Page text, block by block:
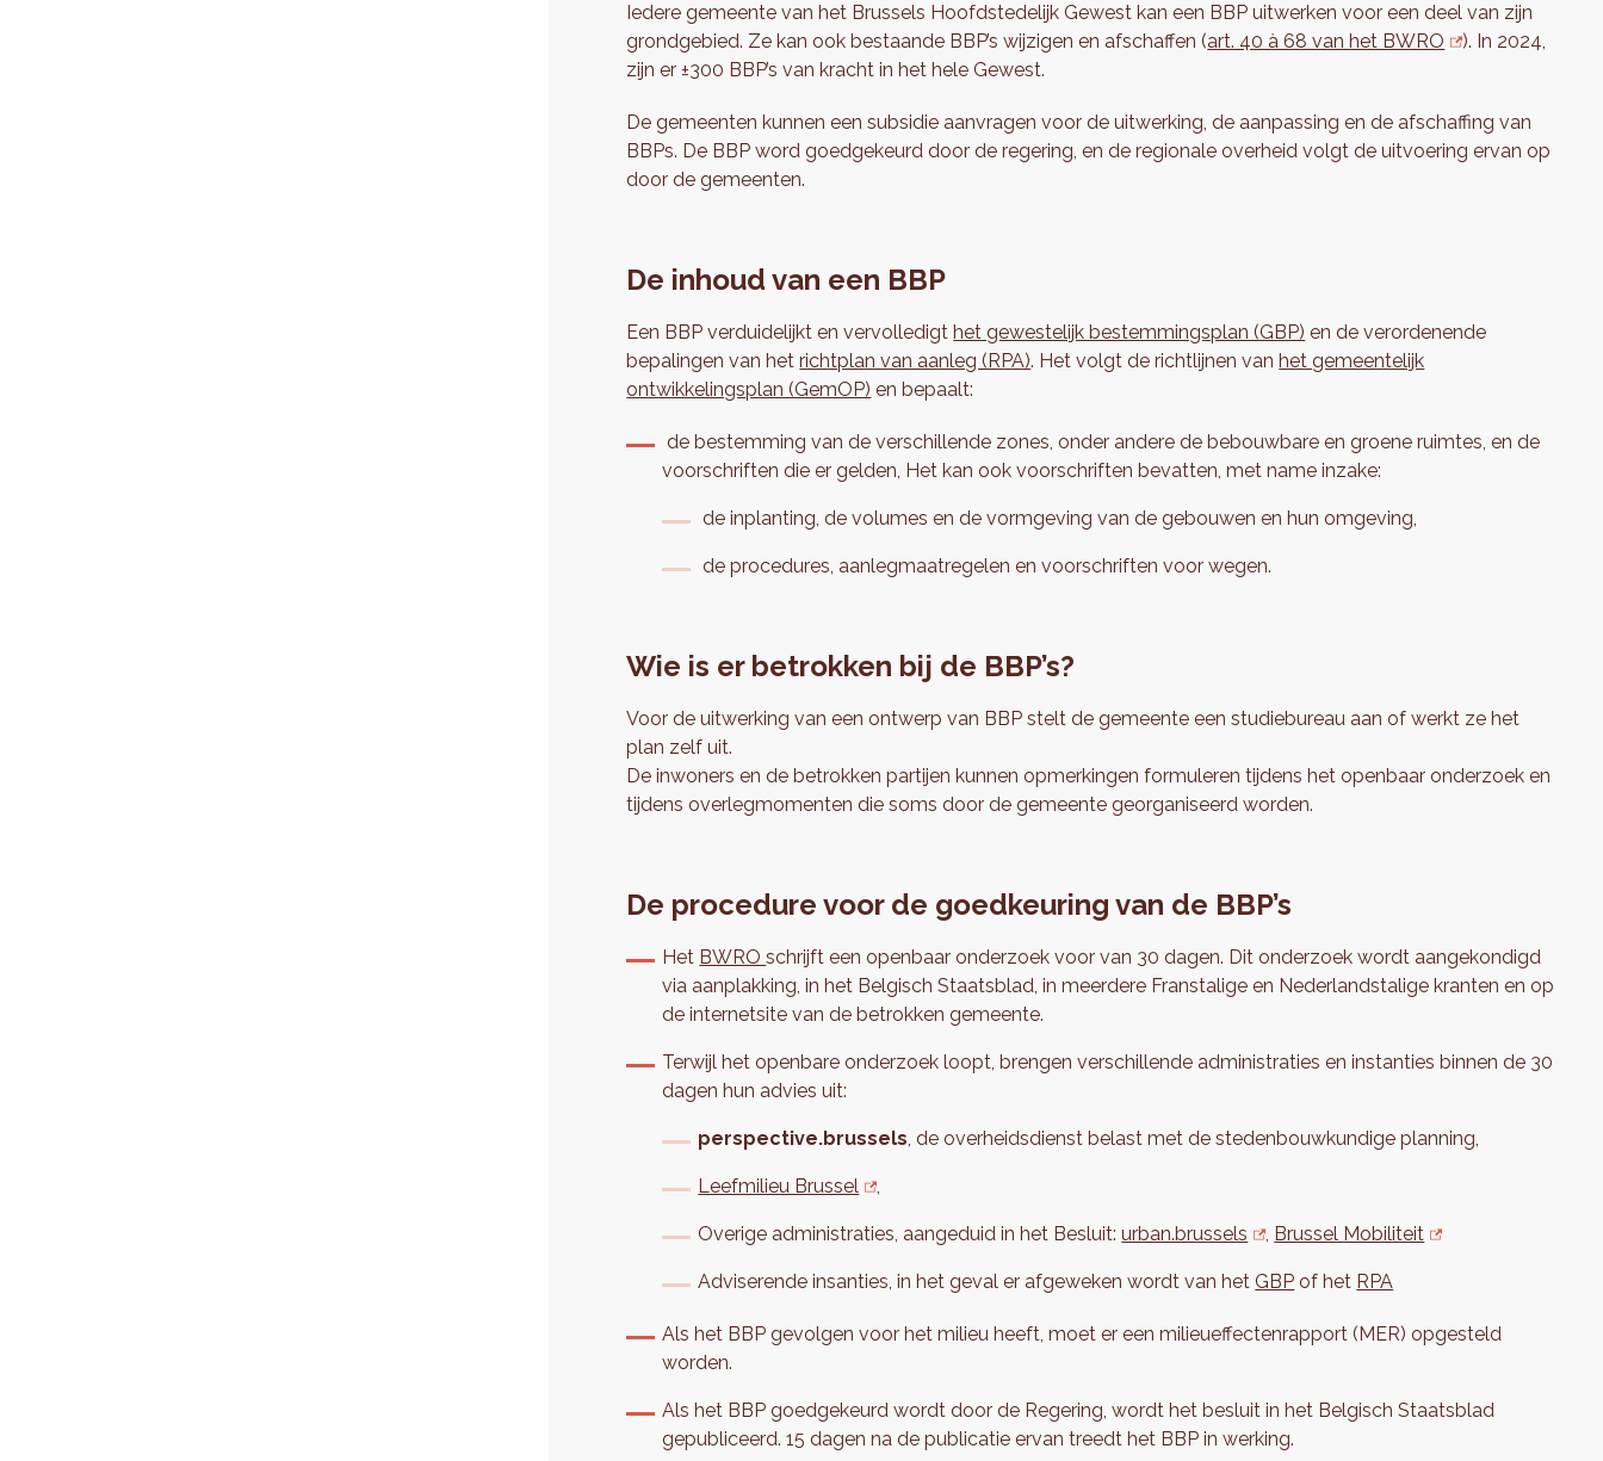
Iedere gemeente van het Brussels Hoofdstedelijk Gewest kan een BBP uitwerken voor een deel van zijn
grondgebied. Ze kan ook bestaande BBP’s wijzigen en afschaffen (art. 40 à 68 van het BWRO
). In 2024,
zijn er ±300 BBP’s van kracht in het hele Gewest.
De gemeenten kunnen een subsidie aanvragen voor de uitwerking, de aanpassing en de afschaffing van
BBPs. De BBP word goedgekeurd door de regering, en de regionale overheid volgt de uitvoering ervan op
door de gemeenten.
De inhoud van een BBP
Een BBP verduidelijkt en vervolledigthet gewestelijk bestemmingsplan (GBP) en de verordenende
bepalingen van hetrichtplan van aanleg (RPA). Het volgt de richtlijnen vanhet gemeentelijk
ontwikkelingsplan (GemOP) en bepaalt:
de bestemming van de verschillende zones, onder andere de bebouwbare en groene ruimtes, en de
voorschriften die er gelden, Het kan ook voorschriften bevatten, met name inzake:
de inplanting, de volumes en de vormgeving van de gebouwen en hun omgeving,
de procedures, aanlegmaatregelen en voorschriften voor wegen.
Wie is er betrokken bij de BBP’s?
Voor de uitwerking van een ontwerp van BBP stelt de gemeente een studiebureau aan of werkt ze het
plan zelf uit.
De inwoners en de betrokken partijen kunnen opmerkingen formuleren tijdens het openbaar onderzoek en
tijdens overlegmomenten die soms door de gemeente georganiseerd worden.
De procedure voor de goedkeuring van de BBP’s
Het BWROschrijft een openbaar onderzoek voor van 30 dagen. Dit onderzoek wordt aangekondigd
via aanplakking, in het Belgisch Staatsblad, in meerdere Franstalige en Nederlandstalige kranten en op
de internetsite van de betrokken gemeente.
Terwijl het openbare onderzoek loopt, brengen verschillende administraties en instanties binnen de 30
dagen hun advies uit:
perspective.brussels, de overheidsdienst belast met de stedenbouwkundige planning,
Leefmilieu Brussel ,
Overige administraties, aangeduid in het Besluit:urban.brussels , Brussel Mobiliteit
Adviserende insanties, in het geval er afgeweken wordt van het GBP of het RPA
Als het BBP gevolgen voor het milieu heeft, moet er een milieueffectenrapport (MER) opgesteld
worden.
Als het BBP goedgekeurd wordt door de Regering, wordt het besluit in het Belgisch Staatsblad
gepubliceerd. 15 dagen na de publicatie ervan treedt het BBP in werking.